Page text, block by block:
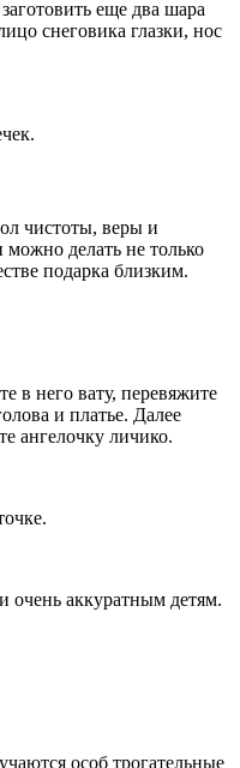
еще два шара
снеговика глазки, нос
чистоты, веры и
делать не только
подарка близким.
в него вату, перевяжите
и платье. Далее
ангелочку личико.
очень аккуратным детям.
особ трогательные